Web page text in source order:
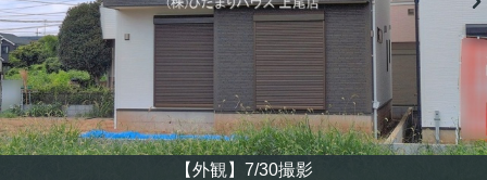
【外観】7/30撮影